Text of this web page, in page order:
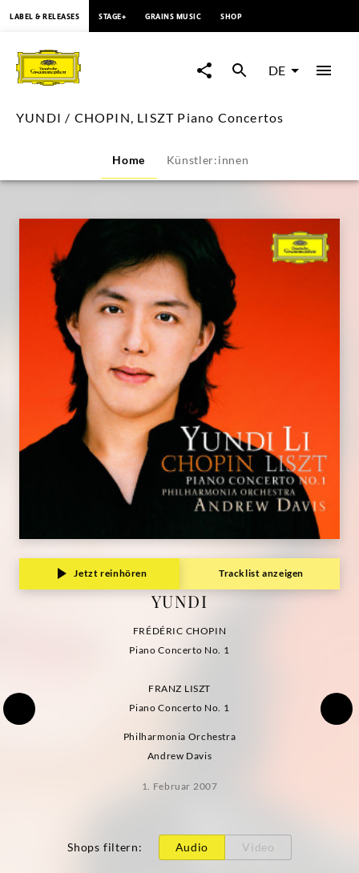
CHOPIN,
Piano
Concertos
Deutsche
Grammophon
LABEL & RELEASES STAGE+ GRAINS MUSIC SHOP
DE
YUNDI / CHOPIN, LISZT Piano Concertos
Home Künstler:innen
Jetzt reinhören Tracklist anzeigen
YUNDI
FRÉDÉRIC CHOPIN
Piano Concerto No. 1
FRANZ LISZT
Piano Concerto No. 1
Philharmonia Orchestra
Andrew Davis
1. Februar 2007
Shops filtern: Audio Video